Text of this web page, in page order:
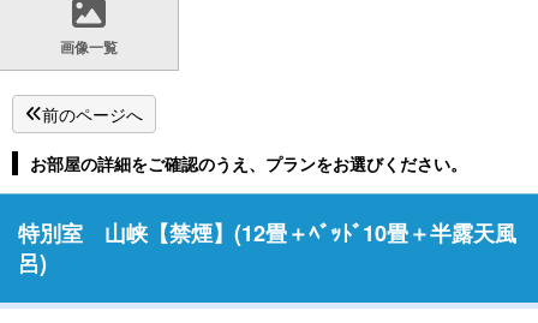
画像一覧
前のページへ
お部屋の詳細をご確認のうえ、プランをお選びください。
特別室 山峡【禁煙】(12畳＋ﾍﾞｯﾄﾞ10畳＋半露天風
呂)